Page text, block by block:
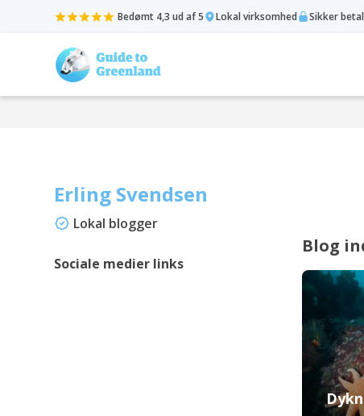
Bedømt 4,3 ud af 5 Lokal virksomhed Sikker
Erling Svendsen
Lokal blogger
Sociale medier links
Blog